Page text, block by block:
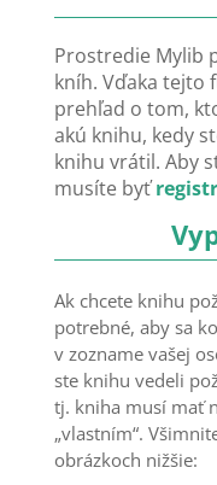
Prostredie Mylib
kníh. Vďaka tejto
prehľad o tom,
akú knihu, kedy
knihu vrátil. Aby
musíte byť
Ak chcete knihu
potrebné, aby sa
v zozname vašej
ste knihu vedeli
tj. kniha musí mať
„vlastním“.
obrázkoch nižšie: